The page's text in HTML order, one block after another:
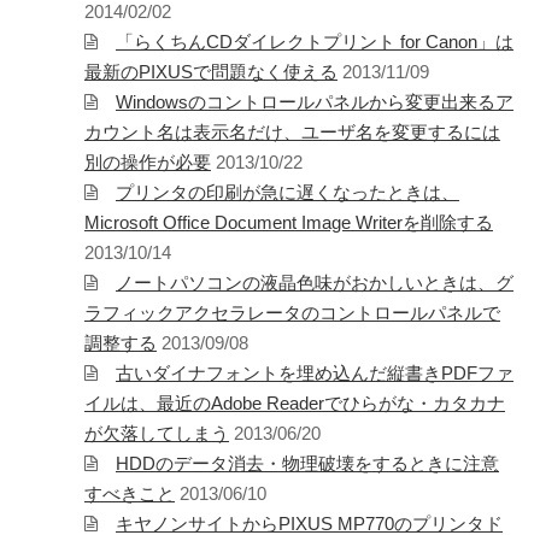
ブルーレイ
プリンタ プロップレプリカ
ムラタ有子 万年筆 上野毛 二子
修理 再開発 品薄 映画館
有効期限 東急電鉄 確定申告 米
谷根千 通販サイト
アタゴオル
ごろなお通信
ギャラリー猫町
（Facebook）
2014/02/02
「らくちんCDダイレクトプリント for Canon」は
最新のPIXUSで問題なく使える 2013/11/09
Windowsのコントロールパネルから変更出来るア
カウント名は表示名だけ、ユーザ名を変更するには
別の操作が必要 2013/10/22
プリンタの印刷が急に遅くなったときは、
Microsoft Office Document Image Writerを削除する
2013/10/14
ノートパソコンの液晶色味がおかしいときは、グ
ラフィックアクセラレータのコントロールパネルで
調整する 2013/09/08
古いダイナフォントを埋め込んだ縦書きPDFファ
イルは、最近のAdobe Readerでひらがな・カタカナ
が欠落してしまう 2013/06/20
HDDのデータ消去・物理破壊をするときに注意
すべきこと 2013/06/10
キヤノンサイトからPIXUS MP770のプリンタド